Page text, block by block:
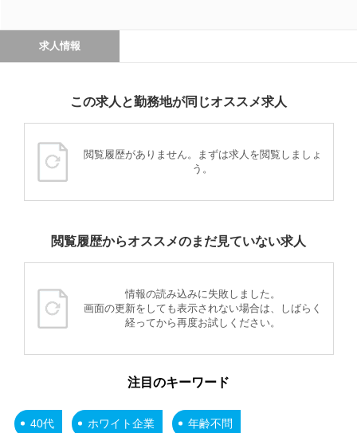
求人情報
この求人と勤務地が同じオススメ求人
閲覧履歴がありません。まずは求人を閲覧しましょ
う。
閲覧履歴からオススメのまだ見ていない求人
情報の読み込みに失敗しました。
画面の更新をしても表示されない場合は、しばらく
経ってから再度お試しください。
注目のキーワード
40代 ホワイト企業 年齢不問